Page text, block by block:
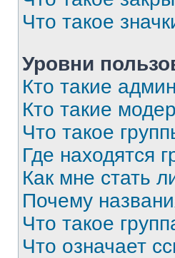
Что такое
Уровни
Кто такие
Кто такие
Что такое
Где находятся
Как мне стать
Почему
Что такое
Что означает